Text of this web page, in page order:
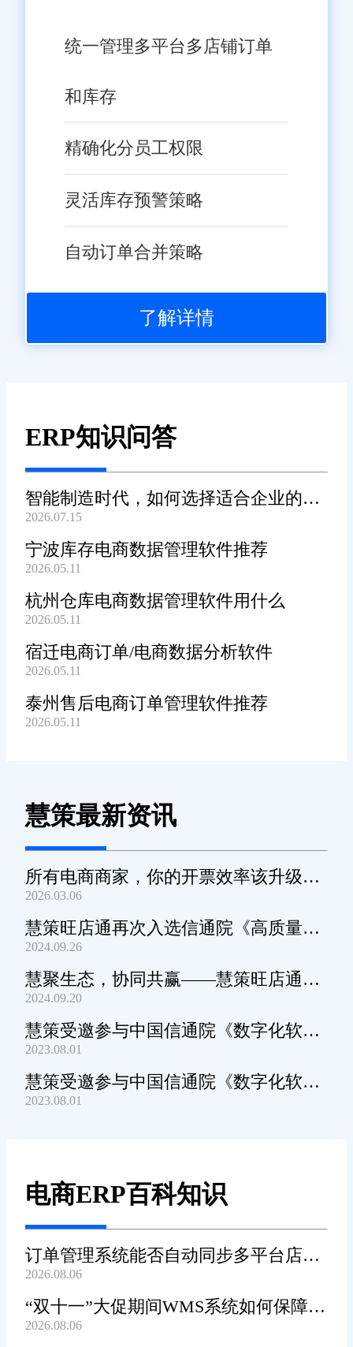
统一管理多平台多店铺订单
和库存
精确化分员工权限
灵活库存预警策略
自动订单合并策略
了解详情
ERP知识问答
智能制造时代，如何选择适合企业的
WMS系统?
2026.07.15
宁波库存电商数据管理软件推荐
2026.05.11
杭州仓库电商数据管理软件用什么
2026.05.11
宿迁电商订单/电商数据分析软件
2026.05.11
泰州售后电商订单管理软件推荐
2026.05.11
慧策最新资讯
所有电商商家，你的开票效率该升级
了！
2026.03.06
慧策旺店通再次入选信通院《高质量数
字化转型产品及服务全景图》
2024.09.26
慧聚生态，协同共赢——慧策旺店通生
态交流会深圳站圆满举办
2024.09.20
慧策受邀参与中国信通院《数字化软件
产品及服务能力》规范编制工作
2023.08.01
慧策受邀参与中国信通院《数字化软件
产品及服务能力》规范编制工作
2023.08.01
电商ERP百科知识
订单管理系统能否自动同步多平台店铺
订单?
2026.08.06
“双十一”大促期间WMS系统如何保障发
货效率?
2026.08.06